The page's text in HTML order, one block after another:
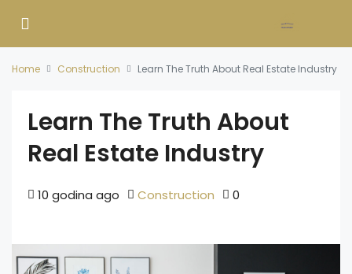
Home Construction Learn The Truth About Real Estate Industry
Learn The Truth About
Real Estate Industry
10 godina ago Construction 0